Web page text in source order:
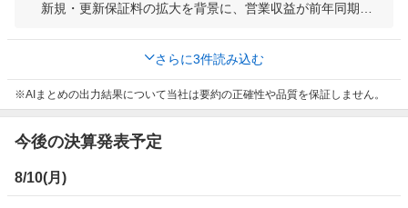
新規・更新保証料の拡大を背景に、営業収益が前年同期比1
益が27.9%増の41億円と全指標で増収増益を達成しまし
た。通期予想も据え置きで増収増益を見込んでいます。
さらに3件読み込む
AIまとめの出力結果について当社は要約の正確性や品質を保証しません。
今後の決算発表予定
8/10(月)